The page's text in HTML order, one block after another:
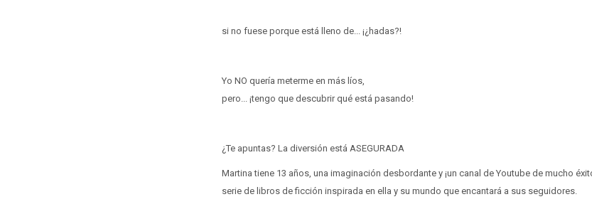
si no fuese porque está lleno de... ¡¿hadas?!
Yo NO quería meterme en más líos,
pero... ¡tengo que descubrir qué está pasando!
¿Te apuntas? La diversión está ASEGURADA
Martina tiene 13 años, una imaginación desbordante y ¡un canal de Youtube de mucho
serie de libros de ficción inspirada en ella y su mundo que encantará a sus seguidores.